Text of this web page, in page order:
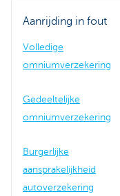
Aanrijding in fout
Volledige
omniumverzekering
Gedeeltelijke
omniumverzekering
Burgerlijke
aansprakelijkheid
autoverzekering